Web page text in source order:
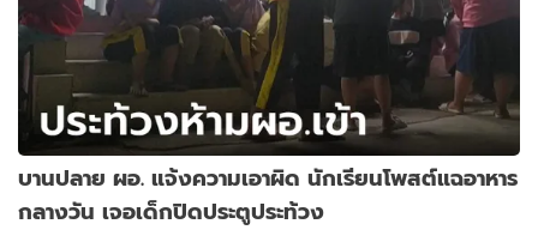
บานปลาย ผอ. แจ้งความเอาผิด นักเรียนโพสต์แฉอาหาร
กลางวัน เจอเด็กปิดประตูประท้วง